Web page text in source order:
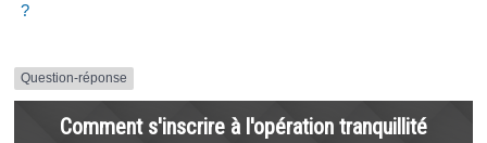
?
Question-réponse
Comment s'inscrire à l'opération tranquillité